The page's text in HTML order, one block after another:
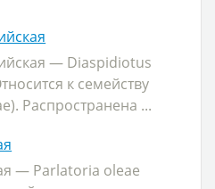
— Diaspidiotus
к семейству
Распространена ...
— Parlatoria oleae